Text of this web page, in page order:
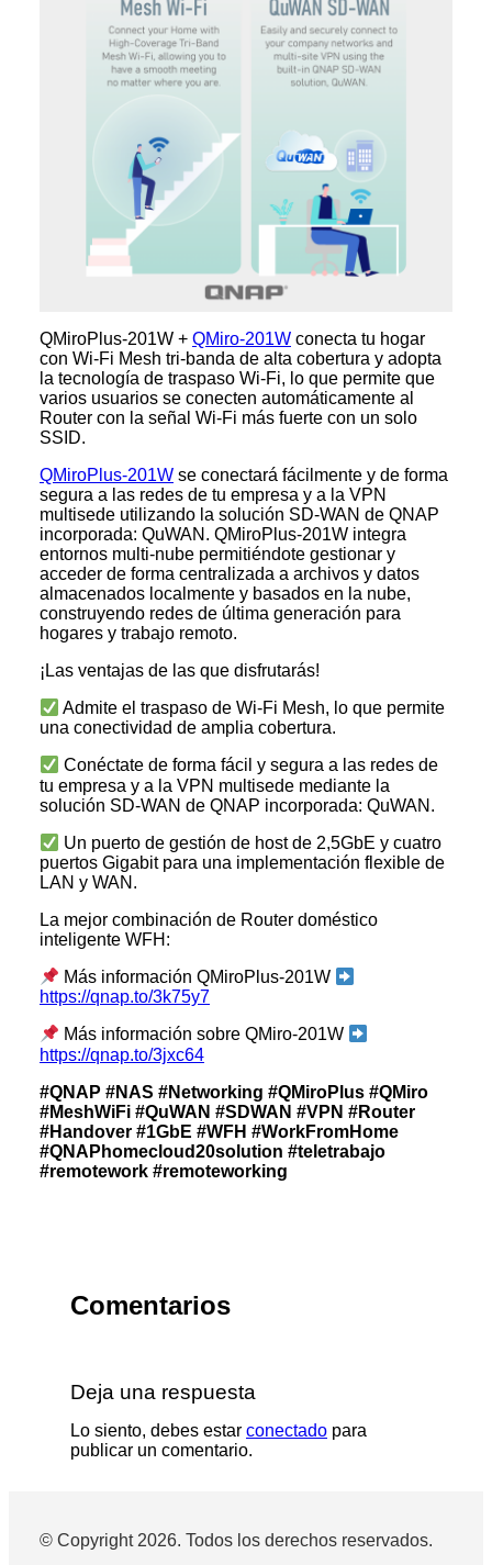
QMiroPlus-201W + QMiro-201W conecta tu hogar
con Wi-Fi Mesh tri-banda de alta cobertura y adopta
la tecnología de traspaso Wi-Fi, lo que permite que
varios usuarios se conecten automáticamente al
Router con la señal Wi-Fi más fuerte con un solo
SSID.
QMiroPlus-201W se conectará fácilmente y de forma
segura a las redes de tu empresa y a la VPN
multisede utilizando la solución SD-WAN de QNAP
incorporada: QuWAN. QMiroPlus-201W integra
entornos multi-nube permitiéndote gestionar y
acceder de forma centralizada a archivos y datos
almacenados localmente y basados en la nube,
construyendo redes de última generación para
hogares y trabajo remoto.
¡Las ventajas de las que disfrutarás!
Admite el traspaso de Wi-Fi Mesh, lo que permite
una conectividad de amplia cobertura.
Conéctate de forma fácil y segura a las redes de
tu empresa y a la VPN multisede mediante la
solución SD-WAN de QNAP incorporada: QuWAN.
Un puerto de gestión de host de 2,5GbE y cuatro
puertos Gigabit para una implementación flexible de
LAN y WAN.
La mejor combinación de Router doméstico
inteligente WFH:
Más información QMiroPlus-201W
https://qnap.to/3k75y7
Más información sobre QMiro-201W
https://qnap.to/3jxc64
#QNAP #NAS #Networking #QMiroPlus #QMiro
#MeshWiFi #QuWAN #SDWAN #VPN #Router
#Handover #1GbE #WFH #WorkFromHome
#QNAPhomecloud20solution #teletrabajo
#remotework #remoteworking
Comentarios
Deja una respuesta
Lo siento, debes estar conectado para
publicar un comentario.
© Copyright 2026. Todos los derechos reservados.